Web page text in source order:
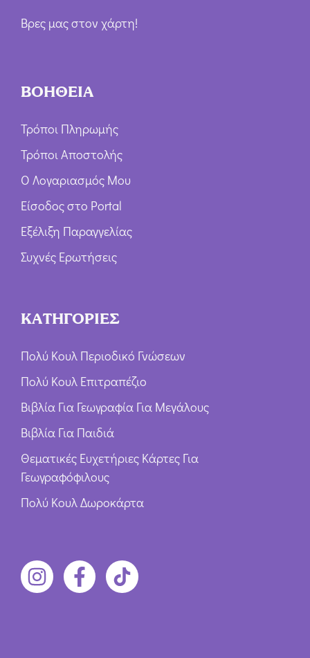
Βρες μας στον χάρτη!
ΒΟΗΘΕΙΑ
Τρόποι Πληρωμής
Τρόποι Αποστολής
Ο Λογαριασμός Μου
Είσοδος στο Portal
Εξέλιξη Παραγγελίας
Συχνές Ερωτήσεις
ΚΑΤΗΓΟΡΙΕΣ
Πολύ Κουλ Περιοδικό Γνώσεων
Πολύ Κουλ Επιτραπέζιο
Βιβλία Για Γεωγραφία Για Μεγάλους
Βιβλία Για Παιδιά
Θεματικές Ευχετήριες Κάρτες Για
Γεωγραφόφιλους
Πολύ Κουλ Δωροκάρτα